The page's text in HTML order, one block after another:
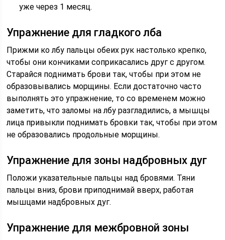
уже через 1 месяц.
Упражнение для гладкого лба
Прижми ко лбу пальцы обеих рук настолько крепко,
чтобы они кончиками соприкасались друг с другом.
Старайся поднимать брови так, чтобы при этом не
образовывались морщины. Если достаточно часто
выполнять это упражнение, то со временем можно
заметить, что заломы на лбу разгладились, а мышцы
лица привыкли поднимать бровки так, чтобы при этом
не образовались продольные морщины.
Упражнение для зоны надбровных дуг
Положи указательные пальцы над бровями. Тяни
пальцы вниз, брови приподнимай вверх, работая
мышцами надбровных дуг.
Упражнение для межбровной зоны